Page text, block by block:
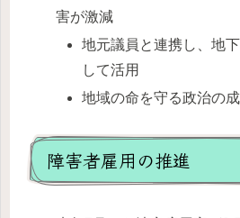
害が激減
地元議員と連携し、地
して活用
地域の命を守る政治の
障害者雇用の推進